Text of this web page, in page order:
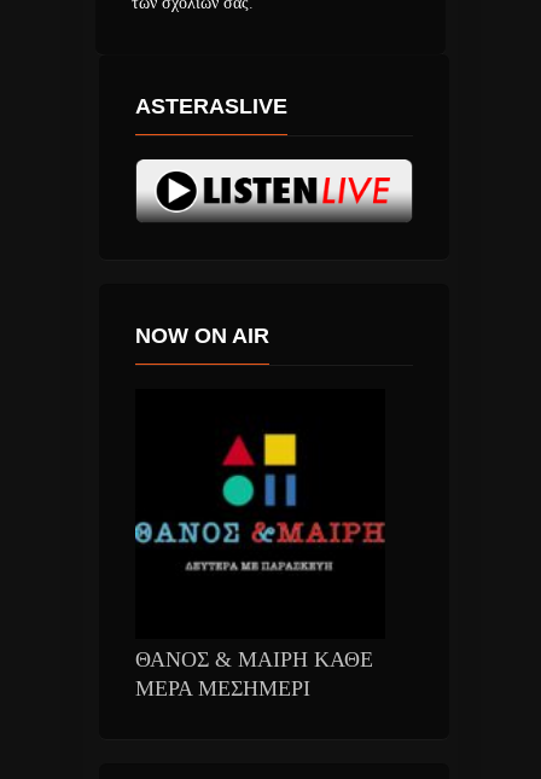
ASTERASLIVE
NOW ON AIR
ΘΑΝΟΣ & ΜΑΙΡΗ ΚΑΘΕ
ΜΕΡΑ ΜΕΣΗΜΕΡΙ